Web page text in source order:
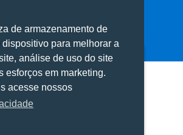
para oferecer melhor
o desempenho, analisar
em nosso site e
para oferecer melhor
o desempenho, analisar
em nosso site e
I Desenvolvido porApiki WordPress
de armazenamento de
para melhorar a
análise de uso do site
esforços em marketing.
acesse nossos